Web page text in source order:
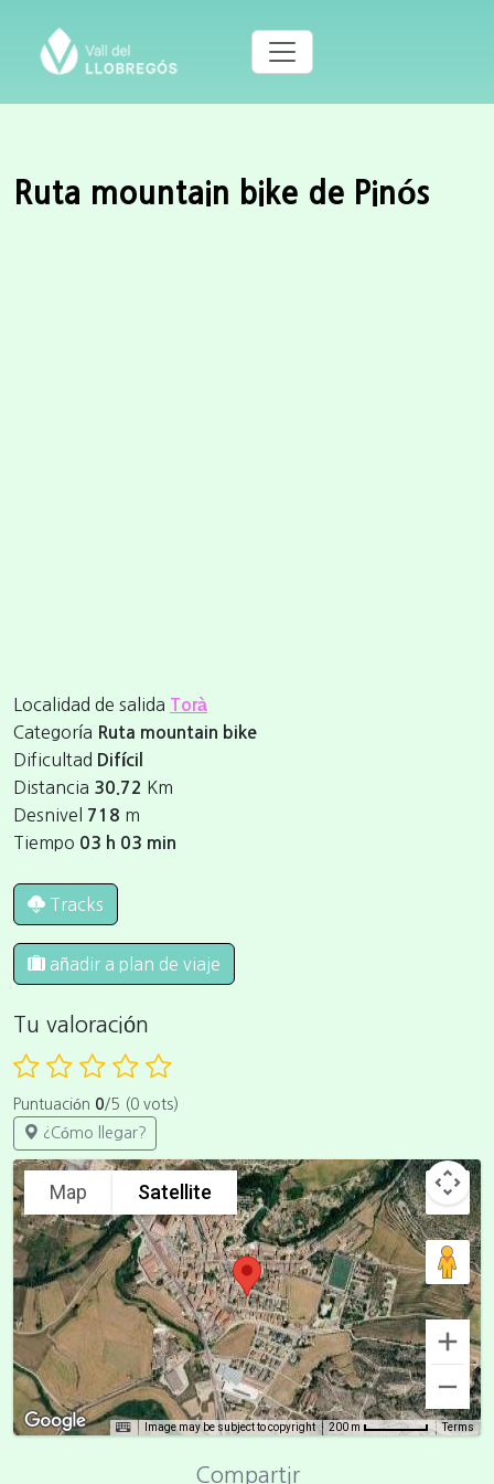
Ruta mountain bike de Pinós
Localidad de salida Torà
Categoría Ruta mountain bike
Dificultad Difícil
Distancia 30.72 Km
Desnivel 718 m
Tiempo 03 h 03 min
Tracks
añadir a plan de viaje
Tu valoración
Puntuación 0/5 (0 vots)
¿Cómo llegar?
Map Satellite
Image may be subject to copyright 200 m Terms
Compartir